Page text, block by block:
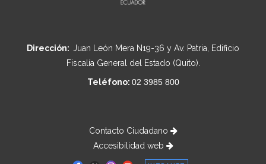
Dirección: Juan León Mera N19-36 y Av. Patria, Edificio
Fiscalía General del Estado (Quito).
Teléfono: 02 3985 800
Contacto Ciudadano
Accesibilidad web